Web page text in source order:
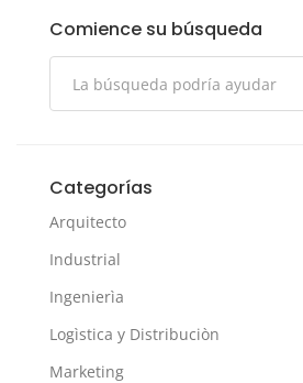
Comience su búsqueda
Categorías
Arquitecto
Industrial
Ingenierìa
Logìstica y Distribuciòn
Marketing